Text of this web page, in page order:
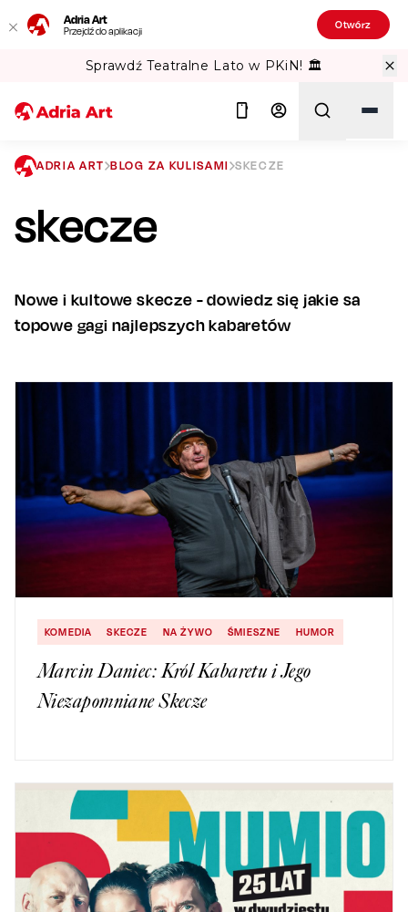
Adria Art
Przejdź do aplikacji Otwórz
Sprawdź Teatralne Lato w PKiN! 🏛️
ADRIA ART BLOG ZA KULISAMI SKECZE
skecze
Nowe i kultowe skecze - dowiedz się jakie sa
topowe gagi najlepszych kabaretów
KOMEDIA SKECZE NA ŻYWO ŚMIESZNE HUMOR
Marcin Daniec: Król Kabaretu i Jego
Niezapomniane Skecze